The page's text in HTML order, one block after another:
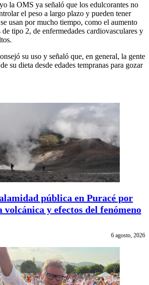
la OMS ya señaló que los edulcorantes no
el peso a largo plazo y pueden tener
usan por mucho tiempo, como el aumento
tipo 2, de enfermedades cardiovasculares y
su uso y señaló que, en general, la gente
su dieta desde edades tempranas para gozar
pública en Puracé por
volcánica y efectos del fenómeno
6 agosto, 2026